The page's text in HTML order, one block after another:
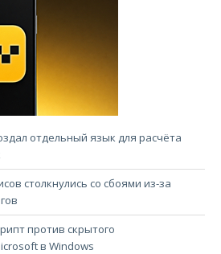
отдельный язык для расчёта
столкнулись со сбоями из-за
против скрытого
в Windows